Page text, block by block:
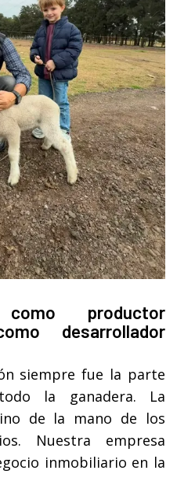
productor
desarrollador
siempre fue la parte
la ganadera. La
de la mano de los
Nuestra empresa
inmobiliario en la